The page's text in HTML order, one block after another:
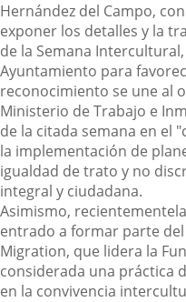
Hernández del Campo,
exponer los detalles y la
de la Semana
Ayuntamiento para
reconocimiento se une al
Ministerio de Trabajo e
de la citada semana en el
la implementación de
igualdad de trato y no
integral y ciudadana.
Asimismo,
entrado a formar parte
Migration, que lidera la
considerada una práctica
en la convivencia